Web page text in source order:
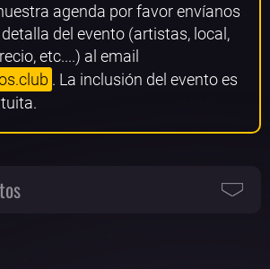
agenda por favor envíanos
del evento (artistas, local,
etc....) al email
. La inclusión del evento es